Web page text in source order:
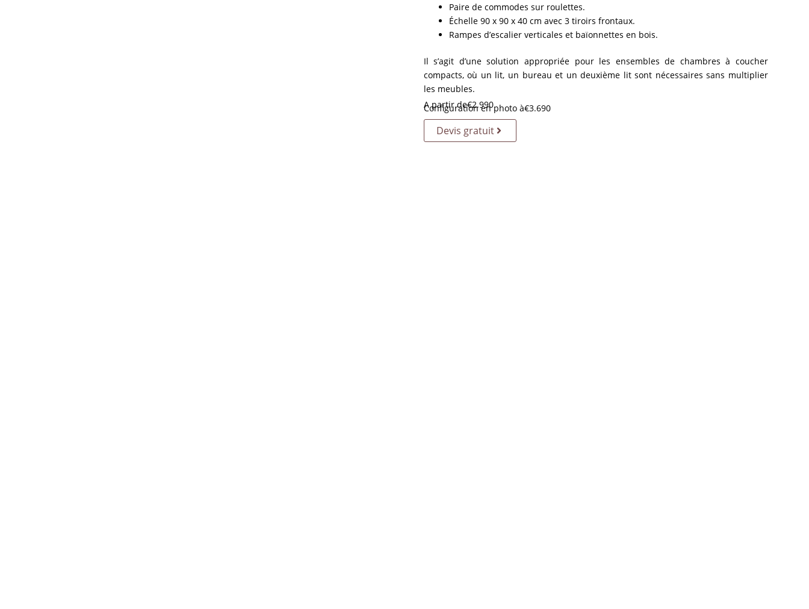
Paire de commodes sur roulettes.
Échelle 90 x 90 x 40 cm avec 3 tiroirs frontaux.
Rampes d’escalier verticales et baïonnettes en bois.
Il s’agit d’une solution appropriée pour les ensembles de chambres à coucher
compacts, où un lit, un bureau et un deuxième lit sont nécessaires sans multiplier
les meubles.
A partir de€2.990
Configuration en photo à€3.690
Devis gratuit